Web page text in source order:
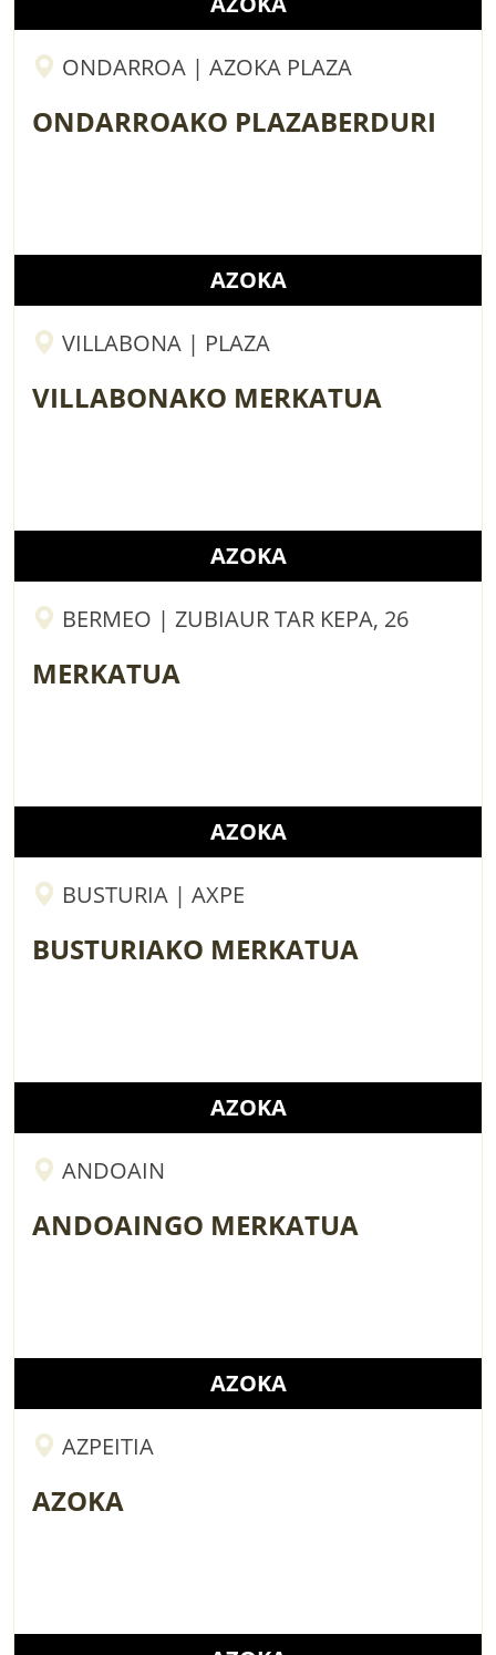
ONDARROA | AZOKA PLAZA
ONDARROAKO PLAZABERDURI
AZOKA
VILLABONA | PLAZA
VILLABONAKO MERKATUA
AZOKA
BERMEO | ZUBIAUR TAR KEPA, 26
MERKATUA
AZOKA
BUSTURIA | AXPE
BUSTURIAKO MERKATUA
AZOKA
ANDOAIN
ANDOAINGO MERKATUA
AZOKA
AZPEITIA
AZOKA